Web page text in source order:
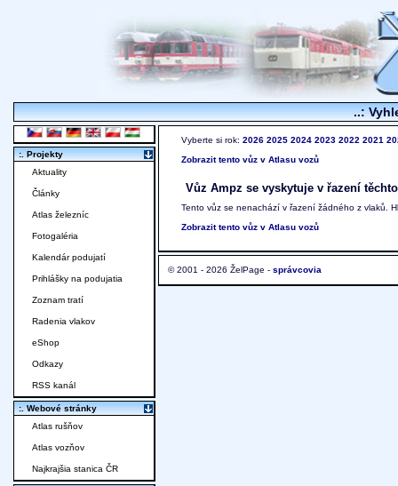
..:
Vyberte si rok: 2026 2025 2024 2023 2022 2021
Zobrazit tento vůz v Atlasu vozů
Vůz Ampz se vyskytuje v řazení
Tento vůz se nenachází v řazení žádného z vlaků.
Zobrazit tento vůz v Atlasu vozů
© 2001 - 2026 ŽelPage - správcovia
:. Projekty
Aktuality
Články
Atlas železníc
Fotogaléria
Kalendár podujatí
Prihlášky na podujatia
Zoznam tratí
Radenia vlakov
eShop
Odkazy
RSS kanál
:. Webové stránky
Atlas rušňov
Atlas vozňov
Najkrajšia stanica ČR